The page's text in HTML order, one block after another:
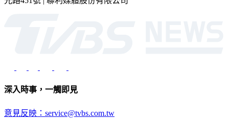
深入時事，一觸即見
意見反映：service@tvbs.com.tw